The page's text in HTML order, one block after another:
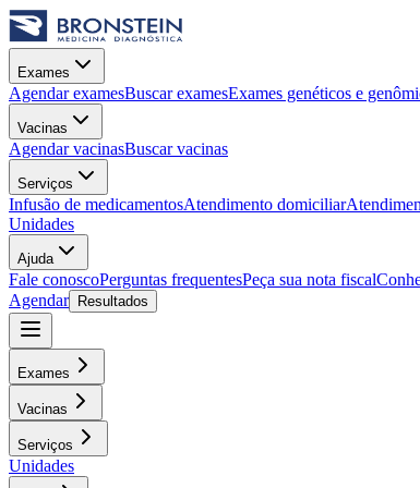
Exames
Agendar examesBuscar examesExames genéticos e
Vacinas
Agendar vacinasBuscar vacinas
Serviços
Infusão de medicamentosAtendimento domiciliar
Unidades
Ajuda
Fale conoscoPerguntas frequentesPeça sua nota fiscal
Agendar
Resultados
Exames
Vacinas
Serviços
Unidades